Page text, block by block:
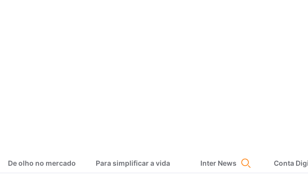
De olho no mercado Para simplificar a vida Inter News Conta